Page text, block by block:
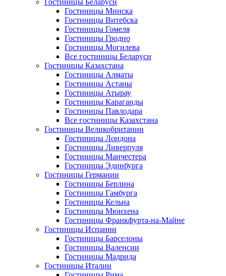
Гостиницы Беларуси
Гостиницы Минска
Гостиницы Витебска
Гостиницы Гомеля
Гостиницы Гродно
Гостиницы Могилева
Все гостиницы Беларуси
Гостиницы Казахстана
Гостиницы Алматы
Гостиницы Астаны
Гостиницы Атырау
Гостиницы Караганды
Гостиницы Павлодара
Все гостиницы Казахстана
Гостиницы Великобритании
Гостиницы Лондона
Гостиницы Ливерпуля
Гостиницы Манчестера
Гостиницы Эдинбурга
Гостиницы Германии
Гостиницы Берлина
Гостиницы Гамбурга
Гостиницы Кельна
Гостиницы Мюнхена
Гостиницы Франкфурта-на-Майне
Гостиницы Испании
Гостиницы Барселоны
Гостиницы Валенсии
Гостиницы Мадрида
Гостиницы Италии